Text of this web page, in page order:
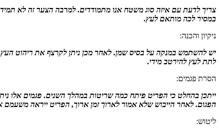
צריך לדעת עם איזה סוג משטח אנו מתמודדים. למרבה הצער זה לא תמיד
במסיר לכה מותאם לעץ.
ניקיון והכנה:
יש להשתמש במנקה על בסיס שמן. לאחר מכן ניתן לקרצף את ריהוט
לתת לעץ להירטב מידי.
הסרת פגמים:
ייתכן בהחלט כי הפריט פיתח כמה שריטות במהלך השנים. פגמים אלו
הפגום. לאחר הייבוש שלא אמור לארוך זמן ארוך, הפריט ייראה משעמם
ליטוש: